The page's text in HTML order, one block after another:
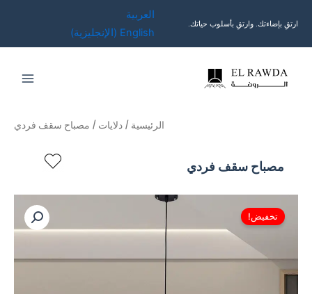
ارتقِ بإضاءتك. وارتقِ بأسلوب حياتك.
العربية
English
(الإنجليزية)
الرئيسية / دلايات / مصباح سقف فردي
مصباح سقف فردي
تخفيض!